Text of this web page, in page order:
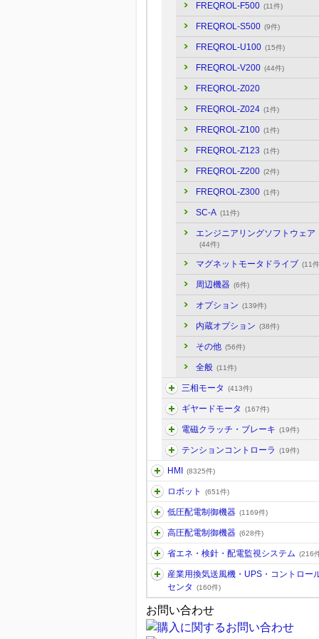
FREQROL-F500 (11件)
FREQROL-S500 (9件)
FREQROL-U100 (15件)
FREQROL-V200 (44件)
FREQROL-Z020
FREQROL-Z024 (1件)
FREQROL-Z100 (1件)
FREQROL-Z123 (1件)
FREQROL-Z200 (2件)
FREQROL-Z300 (1件)
SC-A (11件)
エンジニアリングソフトウェア
(44件)
マグネットモータドライブ (11
周辺機器 (6件)
オプション (139件)
内蔵オプション (38件)
その他 (56件)
全般 (11件)
三相モータ (413件)
ギヤードモータ (167件)
電磁クラッチ・ブレーキ (19件)
テンションコントローラ (19件)
HMI (8325件)
ロボット (651件)
低圧配電制御機器 (1169件)
高圧配電制御機器 (628件)
省エネ・検針・配電監視システム (216
産業用換気送風機・UPS・コントロー
センタ
(160件)
お問い合わせ